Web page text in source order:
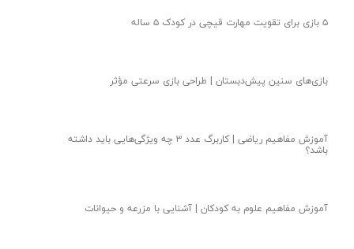
۵ بازی برای تقویت مهارت قیچی در کودک ۵ ساله
بازی‌های سنین پیش‌دبستان | طراحی بازی سرعتی مؤثر
آموزش مفاهیم ریاضی | کاربرگ عدد ۳ چه ویژگی‌هایی باید داشته
باشد؟
آموزش مفاهیم علوم به کودکان | آشنایی با مزرعه و حیوانات